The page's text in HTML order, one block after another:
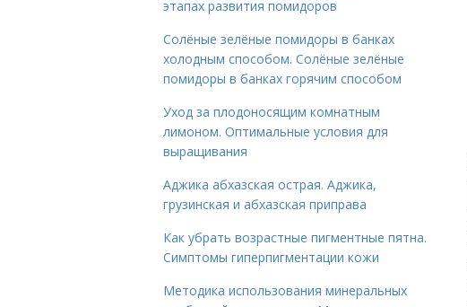
этапах развития помидоров
Солёные зелёные помидоры в банках
холодным способом. Солёные зелёные
помидоры в банках горячим способом
Уход за плодоносящим комнатным
лимоном. Оптимальные условия для
выращивания
Аджика абхазская острая. Аджика,
грузинская и абхазская приправа
Как убрать возрастные пигментные пятна.
Симптомы гиперпигментации кожи
Методика использования минеральных